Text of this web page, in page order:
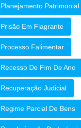
Planejamento Patrimonial
Prisão Em Flagrante
Processo Falimentar
Recesso De Fim De Ano
Recuperação Judicial
Regime Parcial De Bens